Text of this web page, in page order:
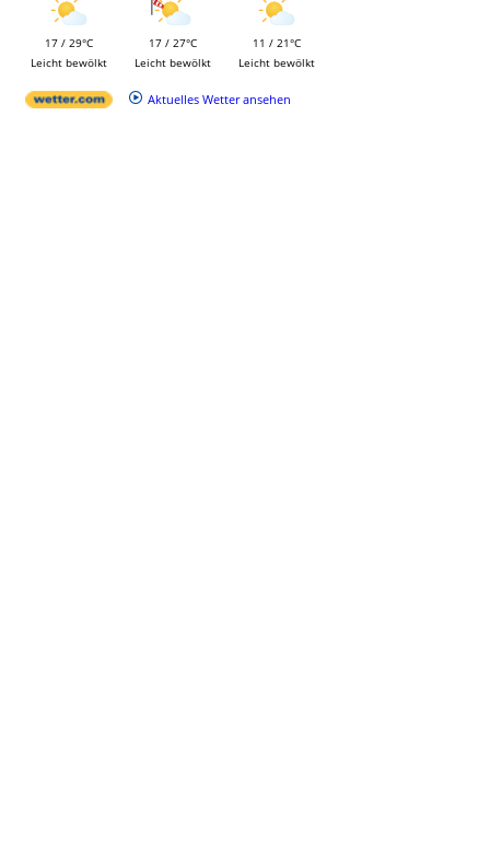
17 / 29°C
Leicht bewölkt
17 / 27°C
Leicht bewölkt
11 / 21°C
Leicht bewölkt
Aktuelles Wetter ansehen